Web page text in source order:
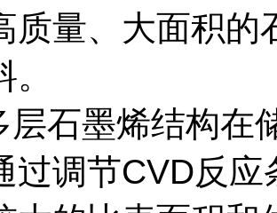
质量、大面积
墨烯结构在储
过调节CVD反